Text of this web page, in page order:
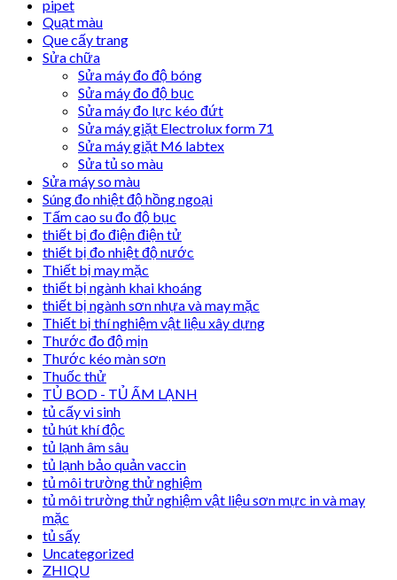
pipet
Quạt màu
Que cấy trang
Sửa chữa
Sửa máy đo độ bóng
Sửa máy đo độ bục
Sửa máy đo lực kéo đứt
Sửa máy giặt Electrolux form 71
Sửa máy giặt M6 labtex
Sửa tủ so màu
Sửa máy so màu
Súng đo nhiệt độ hồng ngoại
Tấm cao su đo độ bục
thiết bị đo điện điện tử
thiết bị đo nhiệt độ nước
Thiết bị may mặc
thiết bị ngành khai khoáng
thiết bị ngành sơn nhựa và may mặc
Thiết bị thí nghiệm vật liệu xây dựng
Thước đo độ mịn
Thước kéo màn sơn
Thuốc thử
TỦ BOD - TỦ ẤM LẠNH
tủ cấy vi sinh
tủ hút khí độc
tủ lạnh âm sâu
tủ lạnh bảo quản vaccin
tủ môi trường thử nghiệm
tủ môi trường thử nghiệm vật liệu sơn mực in và may
mặc
tủ sấy
Uncategorized
ZHIQU